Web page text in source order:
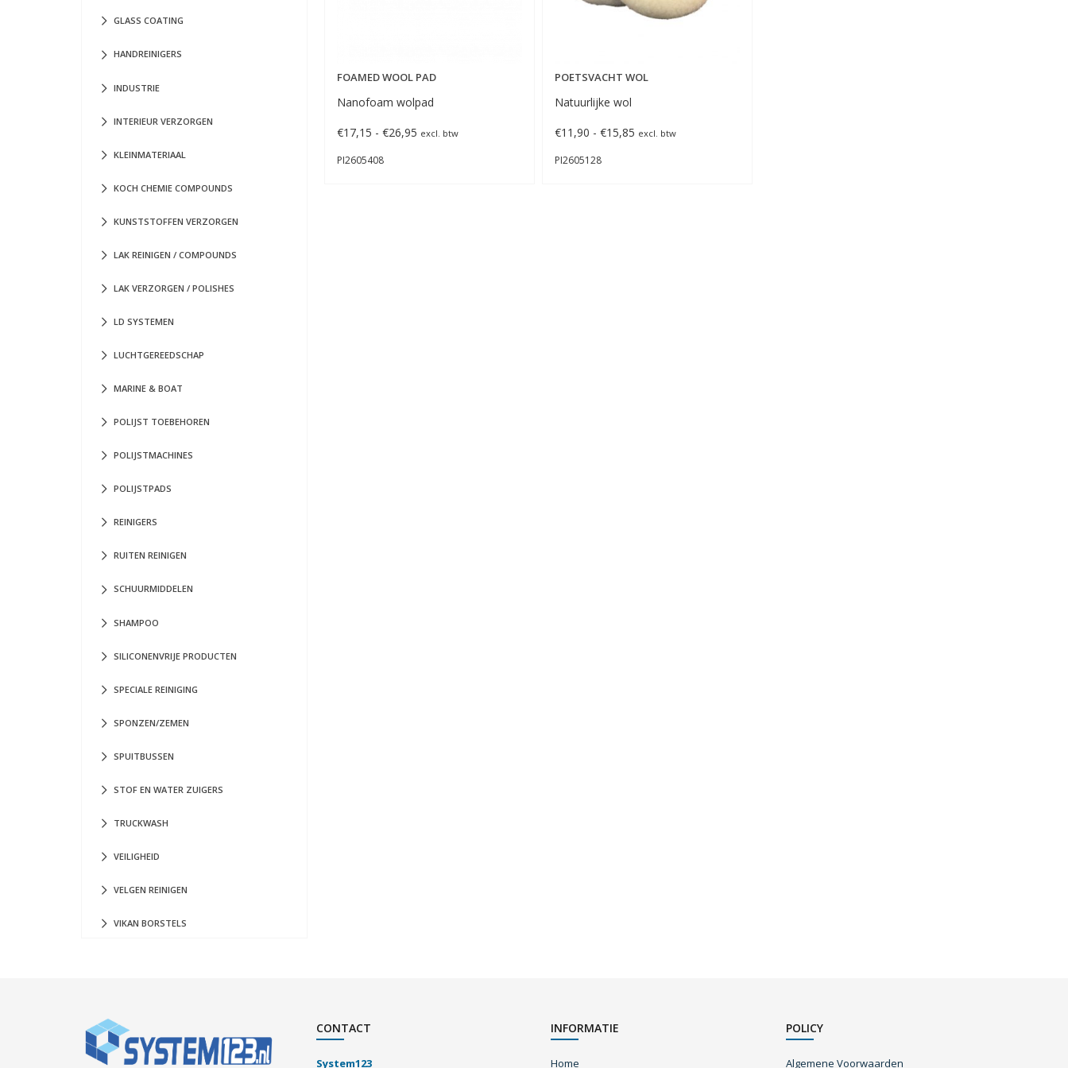
GLASS COATING
HANDREINIGERS
INDUSTRIE
INTERIEUR VERZORGEN
KLEINMATERIAAL
KOCH CHEMIE COMPOUNDS
KUNSTSTOFFEN VERZORGEN
LAK REINIGEN / COMPOUNDS
LAK VERZORGEN / POLISHES
LD SYSTEMEN
LUCHTGEREEDSCHAP
MARINE & BOAT
POLIJST TOEBEHOREN
POLIJSTMACHINES
POLIJSTPADS
REINIGERS
RUITEN REINIGEN
SCHUURMIDDELEN
SHAMPOO
SILICONENVRIJE PRODUCTEN
SPECIALE REINIGING
SPONZEN/ZEMEN
SPUITBUSSEN
STOF EN WATER ZUIGERS
TRUCKWASH
VEILIGHEID
VELGEN REINIGEN
VIKAN BORSTELS
FOAMED WOOL PAD
Nanofoam wolpad
€17,15 - €26,95 Prijsklasse:
excl. btw
PI2605408
POETSVACHT WOL
Natuurlijke wol
€11,90 - €15,85Prijsklasse:
excl. btw
PI2605128
CONTACT
System123
INFORMATIE
Home
POLICY
Algemene Voorwaarden